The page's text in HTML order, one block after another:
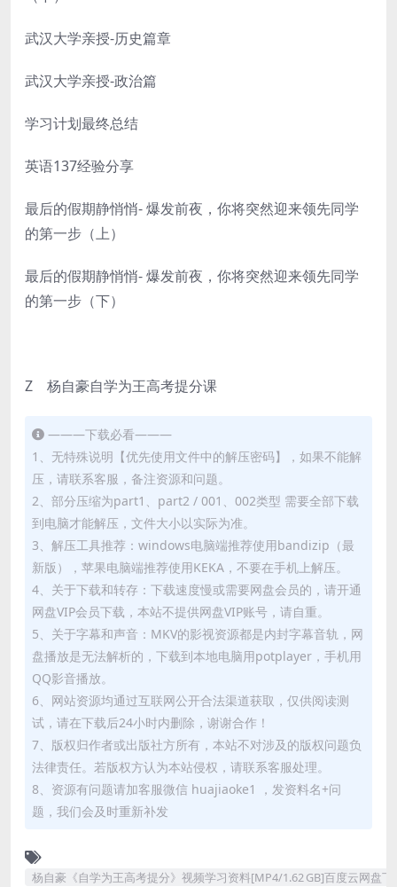
武汉大学亲授-历史篇章
武汉大学亲授-政治篇
学习计划最终总结
英语137经验分享
最后的假期静悄悄- 爆发前夜，你将突然迎来领先同学
的第一步（上）
最后的假期静悄悄- 爆发前夜，你将突然迎来领先同学
的第一步（下）
Z 杨自豪自学为王高考提分课
———下载必看———
1、无特殊说明【优先使用文件中的解压密码】，如果不能解
压，请联系客服，备注资源和问题。
2、部分压缩为part1、part2 / 001、002类型 需要全部下载
到电脑才能解压，文件大小以实际为准。
3、解压工具推荐：windows电脑端推荐使用bandizip（最
新版），苹果电脑端推荐使用KEKA，不要在手机上解压。
4、关于下载和转存：下载速度慢或需要网盘会员的，请开通
网盘VIP会员下载，本站不提供网盘VIP账号，请自重。
5、关于字幕和声音：MKV的影视资源都是内封字幕音轨，网
盘播放是无法解析的，下载到本地电脑用potplayer，手机用
QQ影音播放。
6、网站资源均通过互联网公开合法渠道获取，仅供阅读测
试，请在下载后24小时内删除，谢谢合作！
7、版权归作者或出版社方所有，本站不对涉及的版权问题负
法律责任。若版权方认为本站侵权，请联系客服处理。
8、资源有问题请加客服微信 huajiaoke1 ，发资料名+问
题，我们会及时重新补发
杨自豪《自学为王高考提分》视频学习资料[MP4/1.62 GB]百度云网盘下